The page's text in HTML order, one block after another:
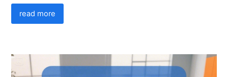
read more